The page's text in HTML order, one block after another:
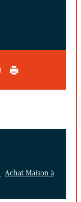
Achat Maison à